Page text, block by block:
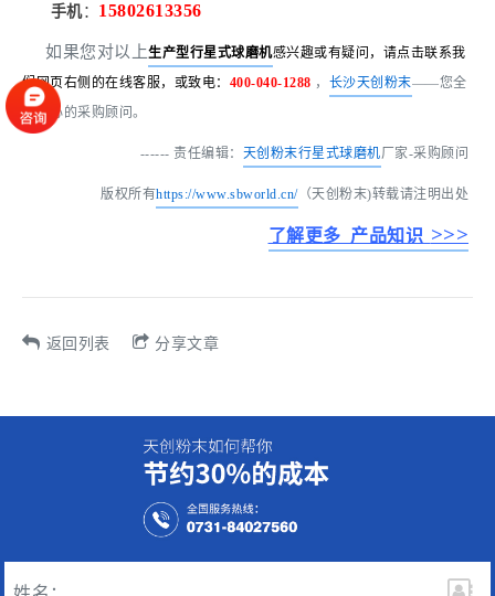
手机： 15802613356
如果您对以上生产型行星式球磨机感兴趣或有疑问，请点击联系我
们网页右侧的在线客服，或致电： 400-040-1288 ， 长沙天创粉末——您全
程贴心的采购顾问。
------ 责任编辑： 天创粉末行星式球磨机厂家-采购顾问
版权所有https://www.sbworld.cn/（天创粉末)转载请注明出处
了解更多 产品知识 >>>
返回列表 分享文章